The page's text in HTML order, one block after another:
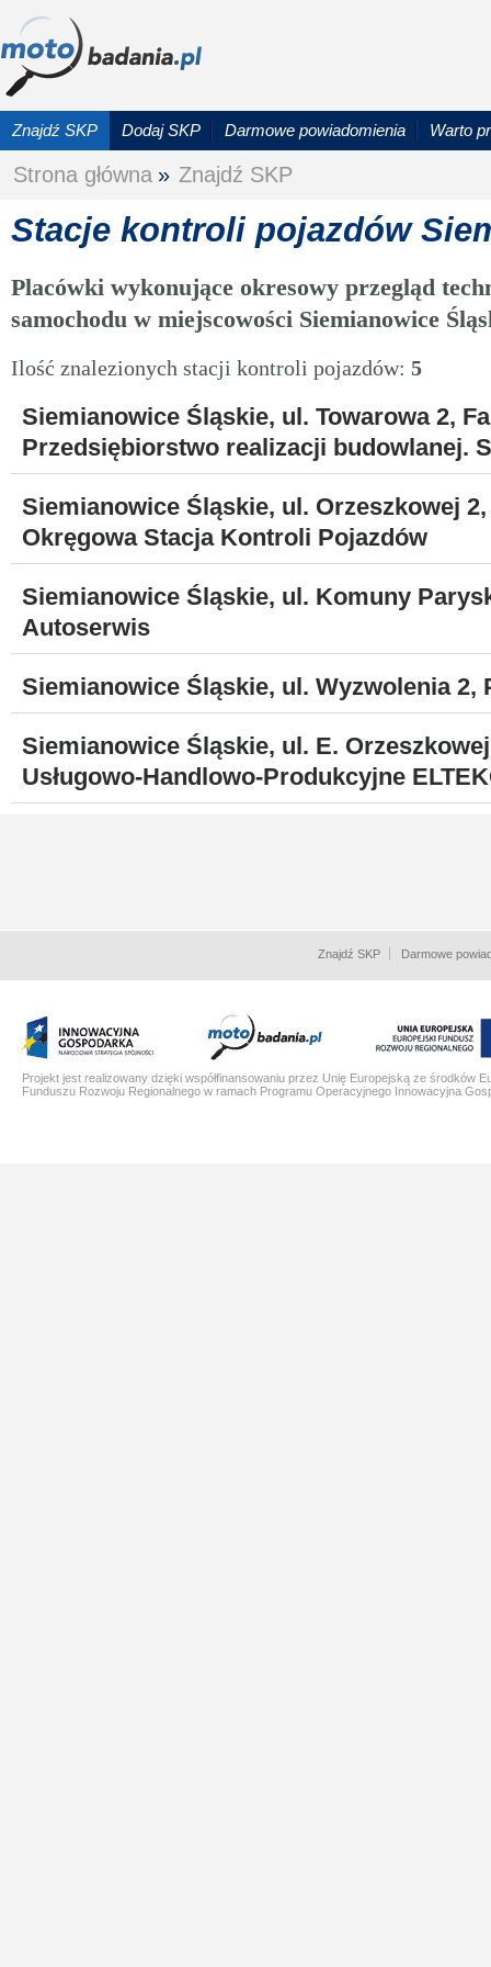
Znajdź SKP Dodaj SKP Darmowe powiadomienia Warto
Strona główna » Znajdź SKP
Stacje kontroli pojazdów
Placówki wykonujące okresowy przegląd
samochodu w miejscowości Siemianowice
Ilość znalezionych stacji kontroli pojazdów: 5
Siemianowice Śląskie, ul. Towarowa 2,
Przedsiębiorstwo realizacji budowlanej.
Siemianowice Śląskie, ul. Orzeszkowej
Okręgowa Stacja Kontroli Pojazdów
Siemianowice Śląskie, ul. Komuny
Autoserwis
Siemianowice Śląskie, ul. Wyzwolenia 2,
Siemianowice Śląskie, ul. E.
Usługowo-Handlowo-Produkcyjne
Znajdź SKP Darmowe
Projekt jest realizowany dzięki współfinansowaniu przez Unię Europejską ze środków
Funduszu Rozwoju Regionalnego w ramach Programu Operacyjnego Innowacyjna